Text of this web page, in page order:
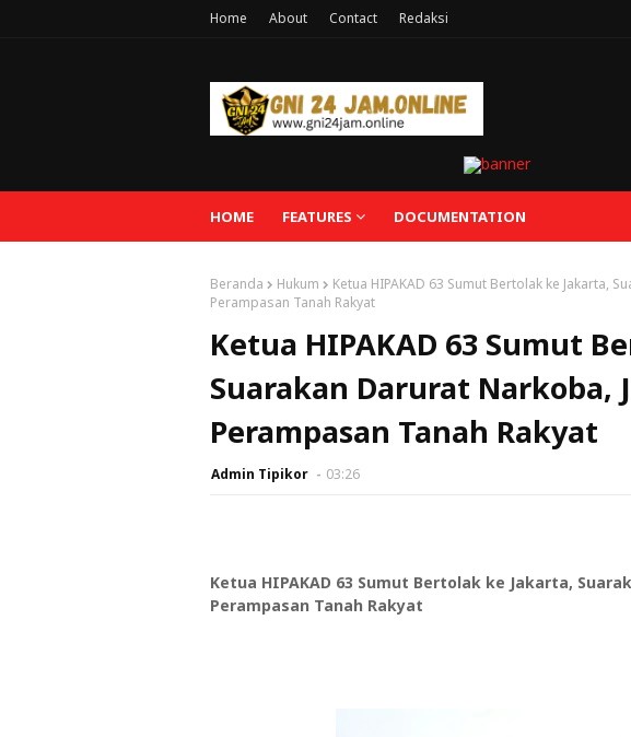
Home About Contact Redaksi
HOME FEATURES DOCUMENTATION
Beranda Hukum
Ketua HIPAKAD 63 Sumut Bertolak ke Jakarta,
Perampasan Tanah Rakyat
Ketua HIPAKAD 63 Sumut
Suarakan Darurat Narkoba,
Perampasan Tanah Rakyat
Admin Tipikor 03:26
Ketua HIPAKAD 63 Sumut Bertolak ke Jakarta,
Perampasan Tanah Rakyat